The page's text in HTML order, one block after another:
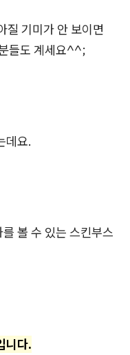
질 기미가 안 보이면
들도 계세요^^;
데요.
볼 수 있는 스킨부스
니다.